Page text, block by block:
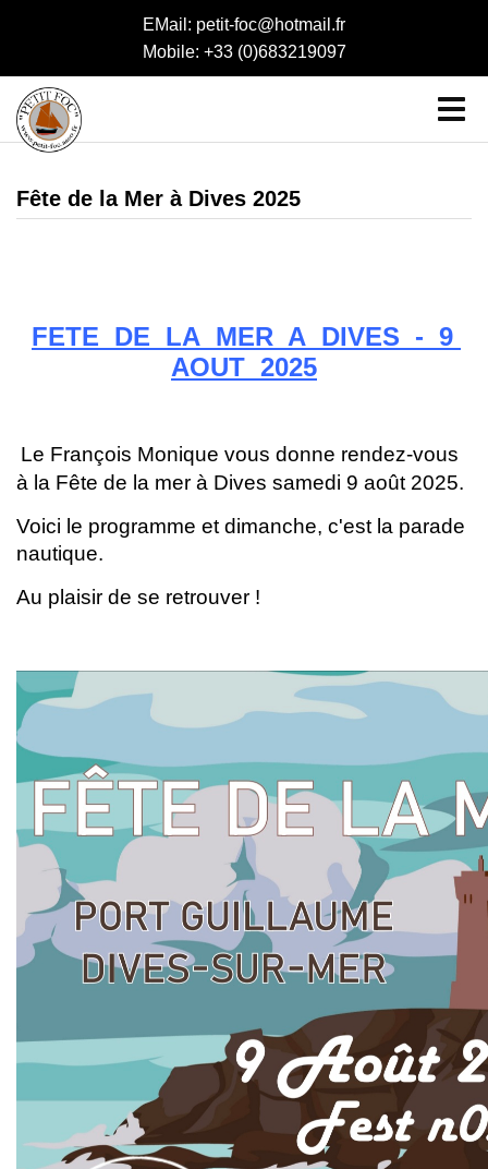
EMail: petit-foc@hotmail.fr
Mobile: +33 (0)683219097
Fête de la Mer à Dives 2025
FETE DE LA MER A DIVES - 9
AOUT 2025
Le François Monique vous donne rendez-vous
à la Fête de la mer à Dives samedi 9 août 2025.
Voici le programme et dimanche, c'est la parade
nautique.
Au plaisir de se retrouver !